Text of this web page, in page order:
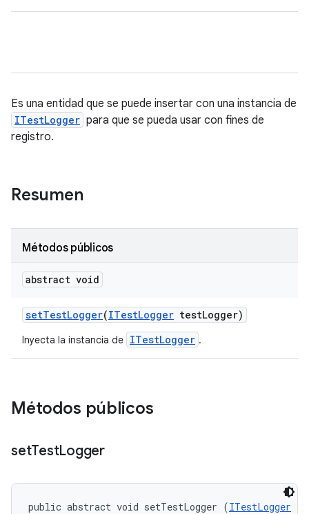
Es una entidad que se puede insertar con una instancia de
ITestLogger para que se pueda usar con fines de
registro.
Resumen
Métodos públicos
abstract void
setTestLogger(ITestLogger testLogger)
Inyecta la instancia de ITestLogger .
Métodos públicos
setTestLogger
public abstract void setTestLogger (ITestLogger